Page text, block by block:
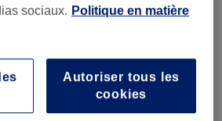
Thai Spa situé à Versailles.
quotidien et prenez le temps de
à vos besoins. Nous vous proposons
regard entre les mains expertes
sociaux. Politique en matière
Autoriser tous les
cookies